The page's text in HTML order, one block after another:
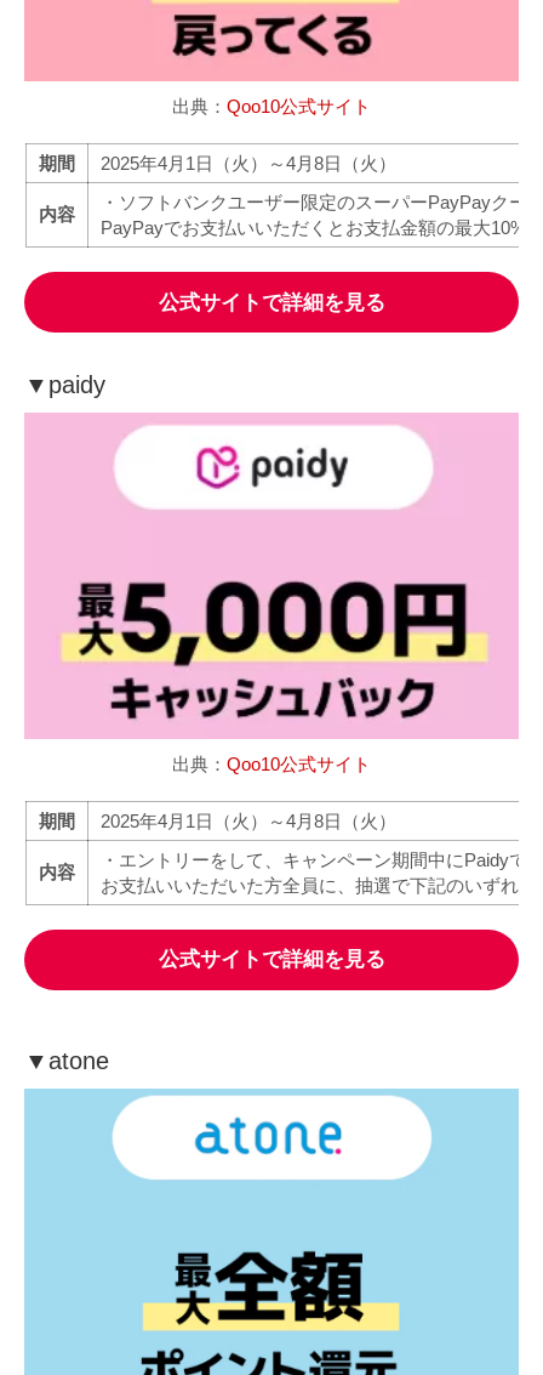
出典： Qoo10公式サイト
期間 2025年4月1日（火）～4月8日（火）
内容
・ソフトバンクユーザー限定のスーパーPayPayクー
PayPayでお支払いいただくとお支払金額の最大10%
公式サイトで詳細を見る
▼ paidy
出典： Qoo10公式サイト
期間 2025年4月1日（火）～4月8日（火）
内容
・エントリーをして、キャンペーン期間中にPaidyで
お支払いいただいた方全員に、抽選で下記のいずれ
公式サイトで詳細を見る
▼atone